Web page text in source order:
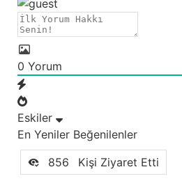
0 Yorum
Eskiler
En Yeniler Beğenilenler
856
Kişi Ziyaret Etti